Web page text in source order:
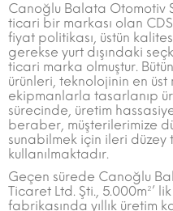
Canoğlu Balata Otomotiv
ticari bir markası olan
fiyat politikası, üstün
gerekse yurt dışındaki
ticari marka olmuştur.
ürünleri, teknolojinin en
ekipmanlarla tasarlanıp
sürecinde, üretim
beraber, müşterilerimize
sunabilmek için ileri düzey
kullanılmaktadır.
Geçen sürede Canoğlu
Ticaret Ltd. Şti., 5.000m²’
fabrikasında yıllık üretim